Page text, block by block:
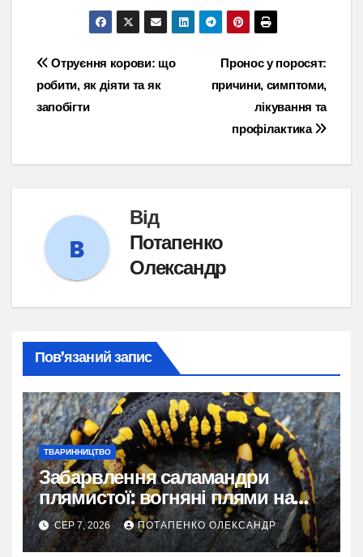
Навігація
записів
Пронос у поросят:
причини, симптоми,
лікування та
профілактика
Отруєння корови: що
робити, як діяти та як
запобігти
Від
Потапенко
Олександр
Пов’язаний запис
ТВАРИННИЦТВО
Забарвлення саламандри
плямистої: вогняні плями на
чорному тлі
СЕР 7, 2026 ПОТАПЕНКО ОЛЕКСАНДР